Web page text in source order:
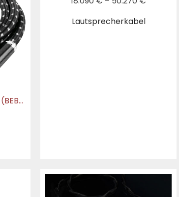
Evolution BLACK.xlr-digital (BEB-2015)
Lautsprecherkabel